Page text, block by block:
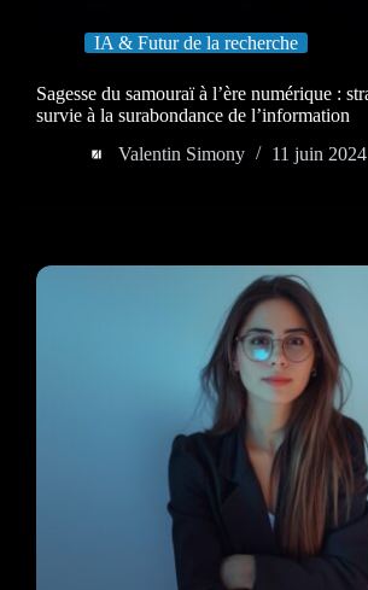
IA & Futur de la recherche
Sagesse du samouraï à l’ère numérique :
survie à la surabondance de l’information
Valentin Simony
11 juin 2024